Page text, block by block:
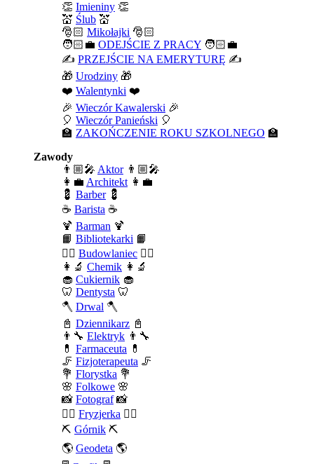
👏 Imieniny 👏
💒 Ślub 💒
🎅🏻 Mikołajki 🎅🏻
🧑🏻‍💼 ODEJŚCIE Z PRACY 🧑🏻‍💼
✍️ PRZEJŚCIE NA EMERYTURĘ ✍️
🎁 Urodziny 🎁
❤️ Walentynki ❤️
🎉 Wieczór Kawalerski 🎉
🎈 Wieczór Panieński 🎈
🏫 ZAKOŃCZENIE ROKU SZKOLNEGO 🏫
Zawody
👨🏼‍🎤 Aktor👨🏼‍🎤
👩‍💼 Architekt 👩‍💼
💈 Barber💈
☕ Barista ☕
🍹 Barman 🍹
📙 Bibliotekarki 📙
👷‍♂️ Budowlaniec 👷‍♂️
👩‍🔬 Chemik 👩‍🔬
🧁 Cukiernik 🧁
🦷 Dentysta 🦷
🪓 Drwal 🪓
📓 Dziennikarz 📓
👨‍🔧 Elektryk 👨‍🔧
💊 Farmaceuta 💊
🦵 Fizjoterapeuta 🦵
💐 Florystka 💐
🌸 Folkowe 🌸
📸 Fotograf📸
💇‍♀️ Fryzjerka 💇‍♀️
⛏️ Górnik ⛏️
🌎 Geodeta 🌎